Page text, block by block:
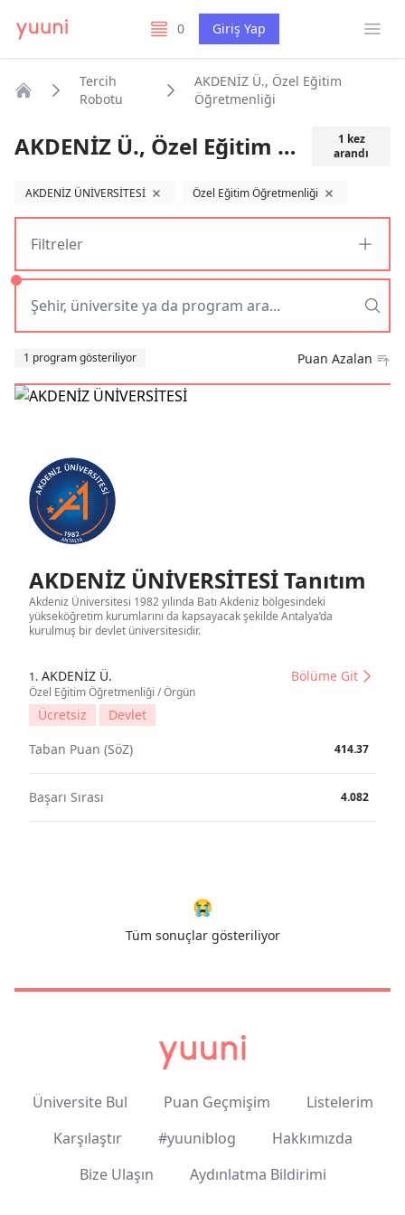
0
listelerim Giriş Yap
Tercih
Robotu
AKDENİZ Ü., Özel Eğitim
Öğretmenliği
AKDENİZ Ü., Özel Eğitim Öğretmenliği 1 kez
arandı
AKDENİZ ÜNİVERSİTESİ filtreyi kaldırÖzel Eğitim Öğretmenliği filtreyi kaldır
Filtreler
1 program gösteriliyor Puan Azalan
AKDENİZ ÜNİVERSİTESİ Tanıtım
Akdeniz Üniversitesi 1982 yılında Batı Akdeniz bölgesindeki
yükseköğretim kurumlarını da kapsayacak şekilde Antalya’da
kurulmuş bir devlet üniversitesidir.
1. AKDENİZ Ü.
Özel Eğitim Öğretmenliği / Örgün
Bölüme Git
Ücretsiz
Devlet
Taban Puan (SöZ)
414.37
Başarı Sırası 4.082
😭
Tüm sonuçlar gösteriliyor
Üniversite Bul Puan Geçmişim
Listelerim
Karşılaştır
#yuuniblog
Hakkımızda
Bize Ulaşın
Aydınlatma Bildirimi